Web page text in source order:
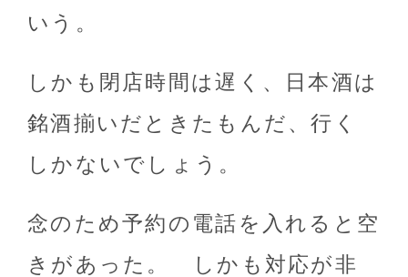
いう。
しかも閉店時間は遅く、日本酒は
銘酒揃いだときたもんだ、行く
しかないでしょう。
念のため予約の電話を入れると空
きがあった。 しかも対応が非